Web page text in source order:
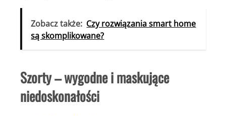
Zobacz także: Czy rozwiązania smart home
są skomplikowane?
Szorty – wygodne i maskujące
niedoskonałości